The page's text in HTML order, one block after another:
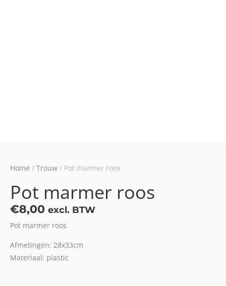
Home / Trouw / Pot marmer roos
Pot marmer roos
€8,00 excl. BTW
Pot marmer roos
Afmetingen: 28x33cm
Materiaal: plastic